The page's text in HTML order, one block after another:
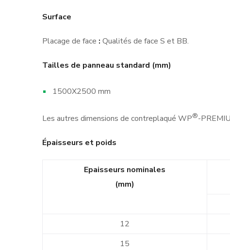
Surface
Placage de face : Qualités de face S et BB.
Tailles de panneau standard (mm)
1500X2500 mm
Les autres dimensions de contreplaqué WP®-
Épaisseurs et poids
Epaisseurs nominales
(mm)
12
15